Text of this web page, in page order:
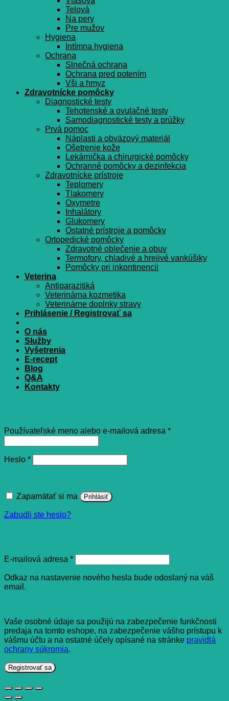
Telová
Na pery
Pre mužov
Hygiena
Intímna hygiena
Ochrana
Slnečná ochrana
Ochrana pred potením
Vši a hmyz
Zdravotnícke pomôcky
Diagnostické testy
Tehotenské a ovulačné testy
Samodiagnostické testy a prúžky
Prvá pomoc
Náplasti a obväzový materiál
Ošetrenie kože
Lekárnička a chirurgické pomôcky
Ochranné pomôcky a dezinfekcia
Zdravotnícke prístroje
Teplomery
Tlakomery
Oxymetre
Inhalátory
Glukomery
Ostatné prístroje a pomôcky
Ortopedické pomôcky
Zdravotné oblečenie a obuv
Termofory, chladivé a hrejivé vankúšiky
Pomôcky pri inkontinencii
Veterina
Antiparazitiká
Veterinárna kozmetika
Veterinárne doplnky stravy
Prihlásenie / Registrovať sa
O nás
Služby
Vyšetrenia
E-recept
Blog
Q&A
Kontakty
Používateľské meno alebo e-mailová adresa *Povinné
Heslo *Povinné
Zapamätať si ma Prihlásiť
Zabudli ste heslo?
E-mailová adresa *Povinné
Odkaz na nastavenie nového hesla bude odoslaný na váš
email.
Vaše osobné údaje sa použijú na zabezpečenie funkčnosti
predaja na tomto eshope, na zabezpečenie vášho prístupu k
vášmu účtu a na ostatné účely opísané na stránke pravidlá
ochrany súkromia.
Registrovať sa